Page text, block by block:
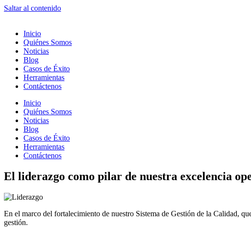
Saltar al contenido
Inicio
Quiénes Somos
Noticias
Blog
Casos de Éxito
Herramientas
Contáctenos
Inicio
Quiénes Somos
Noticias
Blog
Casos de Éxito
Herramientas
Contáctenos
El liderazgo como pilar de nuestra excelencia
En el marco del fortalecimiento de nuestro Sistema de Gestión de la Calidad,
gestión.